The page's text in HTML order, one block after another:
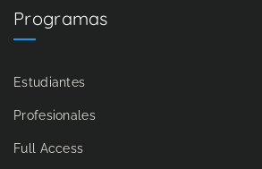
Programas
Estudiantes
Profesionales
Full Access